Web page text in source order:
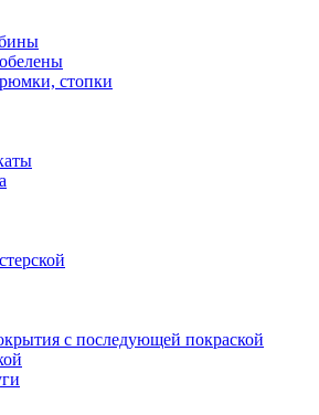
стопки
с последующей покраской